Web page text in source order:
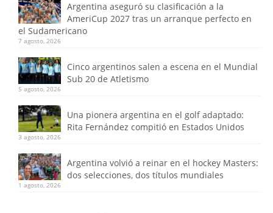
Argentina aseguró su clasificación a la
AmeriCup 2027 tras un arranque perfecto en
el Sudamericano
7 agosto, 2026
Cinco argentinos salen a escena en el Mundial
Sub 20 de Atletismo
5 agosto, 2026
Una pionera argentina en el golf adaptado:
Rita Fernández compitió en Estados Unidos
3 agosto, 2026
Argentina volvió a reinar en el hockey Masters:
dos selecciones, dos títulos mundiales
1 agosto, 2026